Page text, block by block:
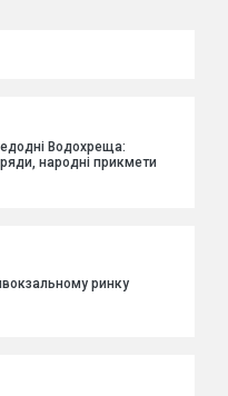
Водохреща:
народні прикмети
ринку